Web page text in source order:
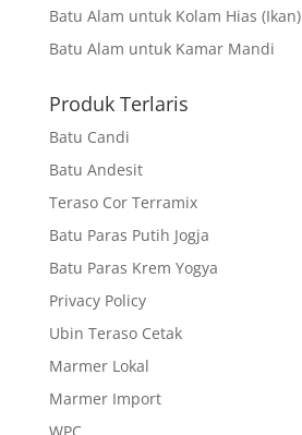
Batu Alam untuk Kolam Hias (Ikan)
Batu Alam untuk Kamar Mandi
Produk Terlaris
Batu Candi
Batu Andesit
Teraso Cor Terramix
Batu Paras Putih Jogja
Batu Paras Krem Yogya
Privacy Policy
Ubin Teraso Cetak
Marmer Lokal
Marmer Import